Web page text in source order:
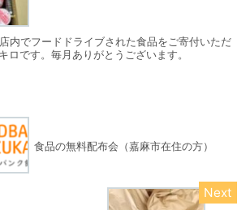
内でフードドライブされた食品をご寄付いただ
ロです。毎月ありがとうございます。
食品の無料配布会（嘉麻市在住の方）